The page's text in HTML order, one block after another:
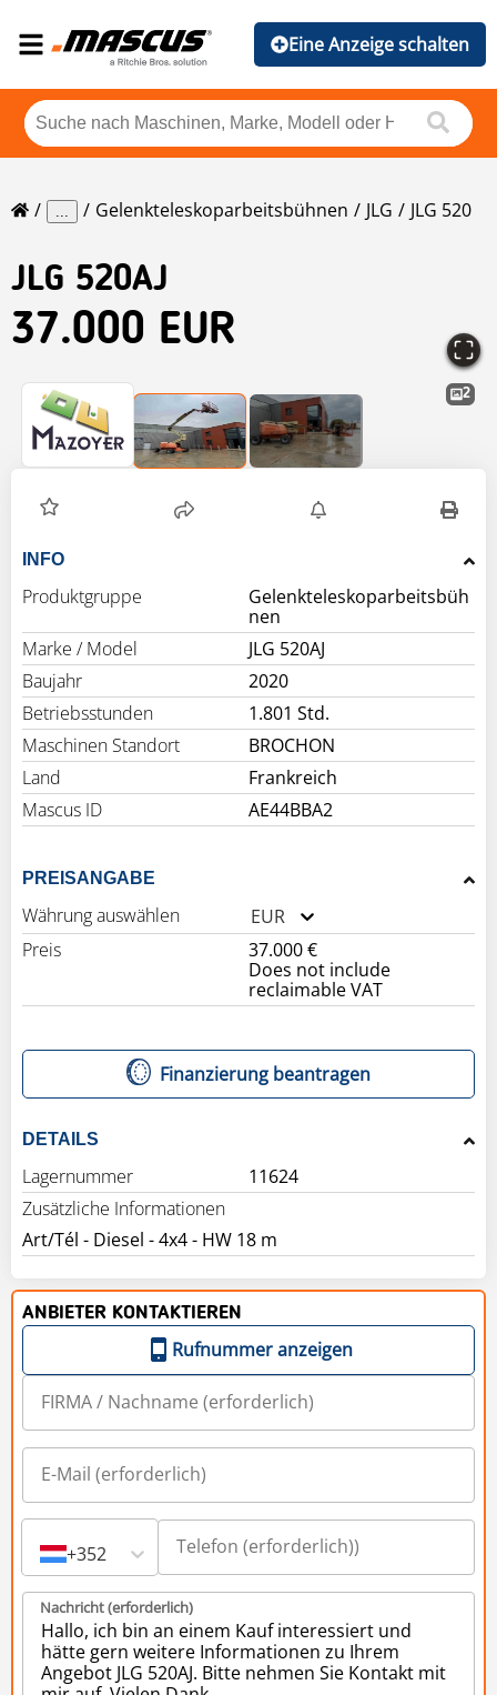
Eine Anzeige schalten
... Gelenkteleskoparbeitsbühnen JLG JLG 520
JLG 520AJ
37.000 EUR
2
INFO
Produktgruppe
Gelenkteleskoparbeitsbüh
nen
Marke / Model
JLG 520AJ
Baujahr
2020
Betriebsstunden
1.801 Std.
Maschinen Standort
BROCHON
Land
Frankreich
Mascus ID
AE44BBA2
PREISANGABE
Währung auswählen
EUR
Preis
37.000 €
Does not include
reclaimable VAT
Finanzierung beantragen
DETAILS
Lagernummer
11624
Zusätzliche Informationen
Art/Tél - Diesel - 4x4 - HW 18 m
ANBIETER KONTAKTIEREN
Rufnummer anzeigen
+352
Nachricht (erforderlich)